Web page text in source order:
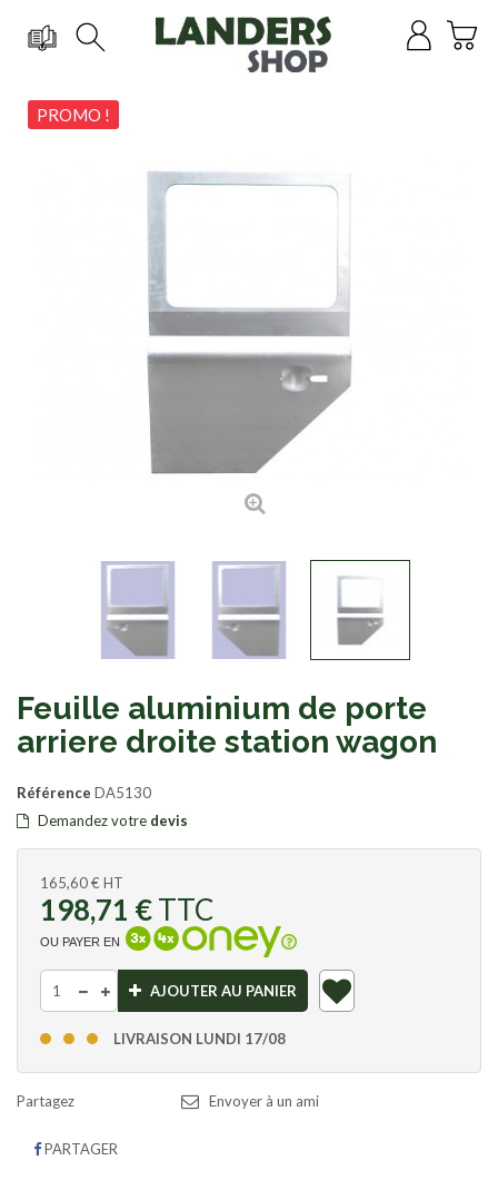
PROMO !
Feuille aluminium de porte
arriere droite station wagon
Référence DA5130
Demandez votre devis
165,60 €HT
198,71 €TTC
OU PAYER EN
AJOUTER AU PANIER
LIVRAISON LUNDI 17/08
Envoyer à un ami
PARTAGER